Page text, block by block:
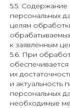
5.5.
персональных
целям
к заявленным
5.6. При
их
и
персональных
необходимые